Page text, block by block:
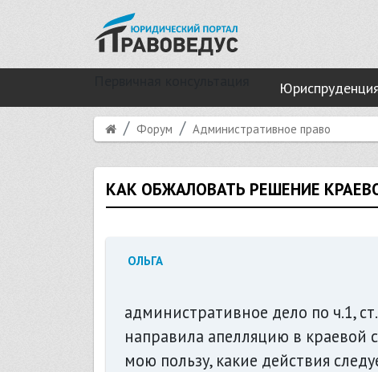
Форум Административное право
КАК ОБЖАЛОВАТЬ РЕШЕНИЕ
ОЛЬГА
административное дело по ч.1,
направила апелляцию в краевой
мою пользу, какие действия